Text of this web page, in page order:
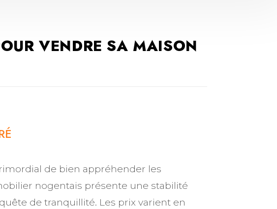
VENDRE SA MAISON
de bien appréhender les
nogentais présente une stabilité
de tranquillité. Les prix varient en